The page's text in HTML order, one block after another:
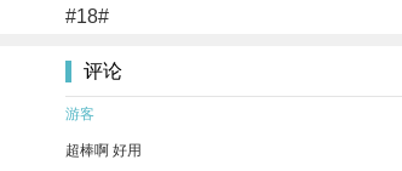
#18#
评论
游客
超棒啊 好用